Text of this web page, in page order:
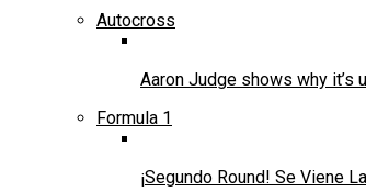
Autocross
Aaron Judge shows why it’s
Formula 1
¡Segundo Round! Se Viene